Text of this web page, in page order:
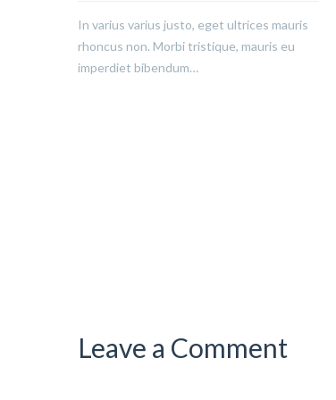
In varius varius justo, eget ultrices mauris
rhoncus non. Morbi tristique, mauris eu
imperdiet bibendum…
Leave a Comment